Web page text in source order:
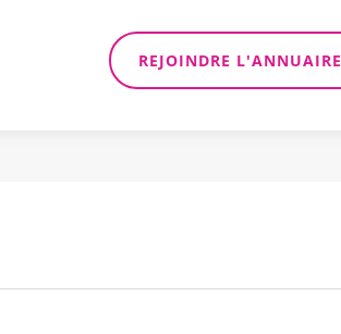
REJOINDRE L'ANNUAIRE